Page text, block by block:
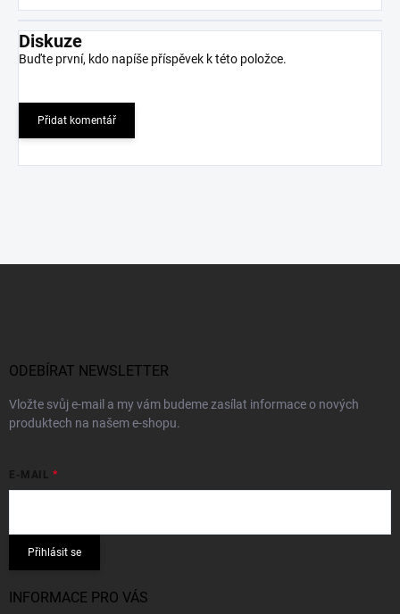
Diskuze
Buďte první, kdo napíše příspěvek k této položce.
Přidat komentář
ODEBÍRAT NEWSLETTER
Vložte svůj e-mail a my vám budeme zasílat informace o nových
produktech na našem e-shopu.
E-MAIL
Přihlásit se
INFORMACE PRO VÁS